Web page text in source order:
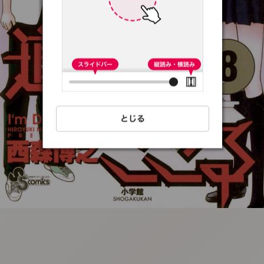
:692.15.692.08:t-
vnqp.lunrzsdszk.vn.oi